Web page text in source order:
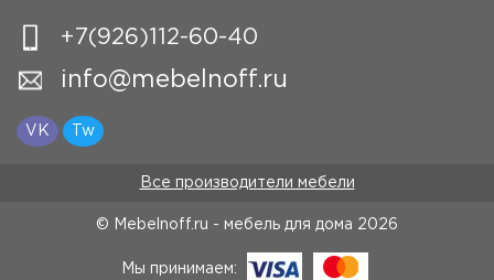
+7(926)112-60-40
info@mebelnoff.ru
VK Tw
Все производители мебели
© Mebelnoff.ru - мебель для дома 2026
Мы принимаем: